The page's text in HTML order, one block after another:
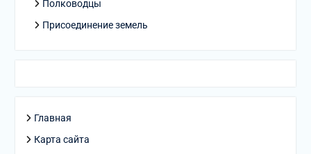
Полководцы
Присоединение земель
Главная
Карта сайта